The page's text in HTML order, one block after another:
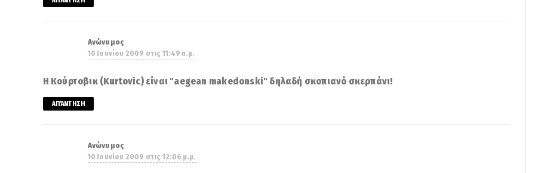
Ανώνυμος
10 Ιουνίου 2009 στις 11:49 π.μ.
Η Κούρτοβικ (Kurtovic) είναι "aegean makedonski" δηλαδή σκοπιανό σκερπάνι!
ΑΠΆΝΤΗΣΗ
Ανώνυμος
10 Ιουνίου 2009 στις 12:06 μ.μ.